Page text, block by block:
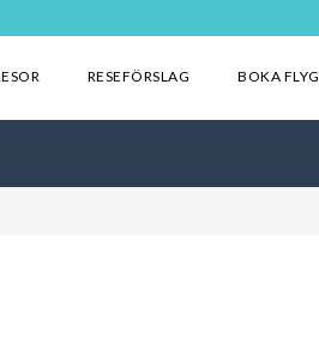
RESEFÖRSLAG BOKA FLYG